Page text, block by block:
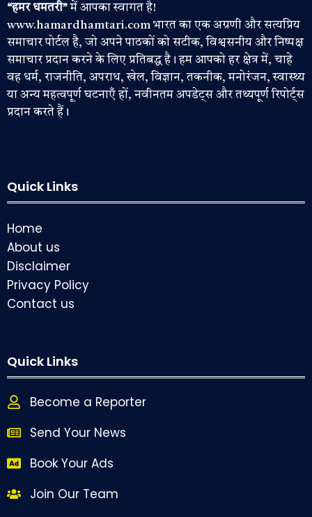
“हमर धमतरी”में आपका स्वागत है!
www.hamardhamtari.com भारत का एक अग्रणी और सत्यप्रिय
समाचार पोर्टल है, जो अपने पाठकों को सटीक, विश्वसनीय और निष्पक्ष
समाचार प्रदान करने के लिए प्रतिबद्ध है। हम आपको हर क्षेत्र में, चाहे
वह धर्म, राजनीति, अपराध, खेल, विज्ञान, तकनीक, मनोरंजन, स्वास्थ्य
या अन्य महत्वपूर्ण घटनाएँ हों, नवीनतम अपडेट्स और तथ्यपूर्ण रिपोर्ट्स
प्रदान करते हैं।
Quick Links
Home
About us
Disclaimer
Privacy Policy
Contact us
Quick Links
Become a Reporter
Send Your News
Book Your Ads
Join Our Team